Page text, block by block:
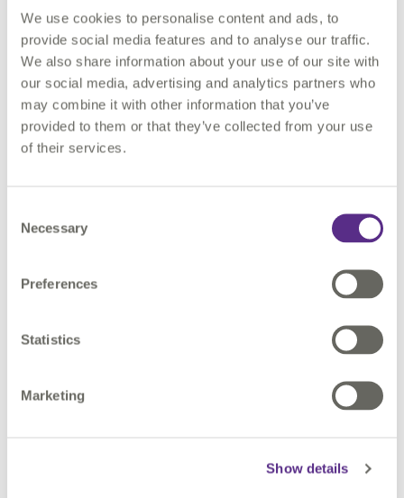
We use cookies to personalise content and ads, to
provide social media features and to analyse our traffic.
We also share information about your use of our site with
our social media, advertising and analytics partners who
may combine it with other information that you’ve
provided to them or that they’ve collected from your use
of their services.
Selection
Necessary
Preferences
Statistics
Marketing
Show details
Travailler comme d’habitude ;
Cliquer sur Run Sync dans l'outil ;
Valider les changements dans le VCS
modifications que vous avez apportées sont maintenant
modifications effectuées par vos coéquipiers. Le VCS peut